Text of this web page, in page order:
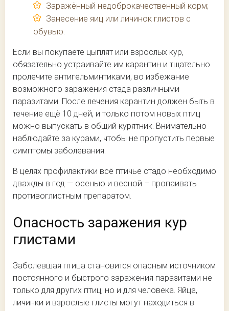
Заражённый недоброкачественный корм;
Занесение яиц или личинок глистов с
обувью.
Если вы покупаете цыплят или взрослых кур,
обязательно устраивайте им карантин и тщательно
пролечите антигельминтиками, во избежание
возможного заражения стада различными
паразитами. После лечения карантин должен быть в
течение ещё 10 дней, и только потом новых птиц
можно выпускать в общий курятник. Внимательно
наблюдайте за курами, чтобы не пропустить первые
симптомы заболевания.
В целях профилактики всё птичье стадо необходимо
дважды в год — осенью и весной – пропаивать
противоглистным препаратом.
Опасность заражения кур
глистами
Заболевшая птица становится опасным источником
постоянного и быстрого заражения паразитами не
только для других птиц, но и для человека. Яйца,
личинки и взрослые глисты могут находиться в